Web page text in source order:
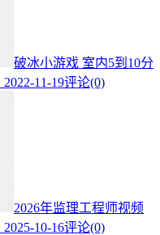
破冰小游戏 室内5到10分
2022-11-19评论(0)
2026年监理工程师视频
2025-10-16评论(0)